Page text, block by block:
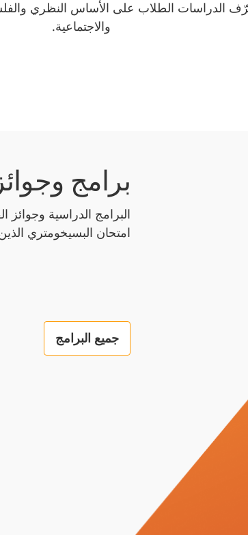
الدراسات الطلاب على الأساس النظري
والاجتماعية.
برامج
البرامج الدراسية
امتحان البسيخومتري
جميع البرامج